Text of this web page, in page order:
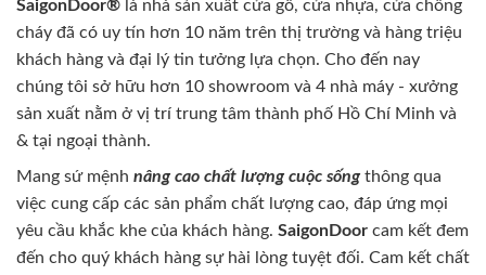
SaigonDoor® là nhà sản xuất cửa gỗ, cửa nhựa, cửa chống
cháy đã có uy tín hơn 10 năm trên thị trường và hàng triệu
khách hàng và đại lý tin tưởng lựa chọn. Cho đến nay
chúng tôi sở hữu hơn 10 showroom và 4 nhà máy - xưởng
sản xuất nằm ở vị trí trung tâm thành phố Hồ Chí Minh và
& tại ngoại thành.
Mang sứ mệnh nâng cao chất lượng cuộc sốngthông qua
việc cung cấp các sản phẩm chất lượng cao, đáp ứng mọi
yêu cầu khắc khe của khách hàng. SaigonDoor cam kết đem
đến cho quý khách hàng sự hài lòng tuyệt đối. Cam kết chất